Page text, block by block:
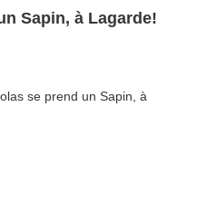
Sapin, à Lagarde!